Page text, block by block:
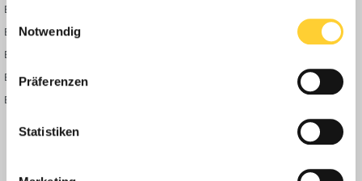
Einwilligungsauswahl
Notwendig
Präferenzen
Statistiken
Bauforum24 News
Bauforum24 TV
BF24 Mediathek
BF24 Fotostrecken
Bauforum Shop